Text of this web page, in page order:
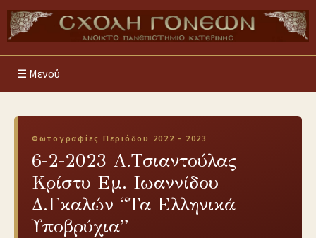
Μενού
Φωτογραφίες Περιόδου 2022 - 2023
6-2-2023 Λ.Τσιαντούλας –
Κρίστυ Εμ. Ιωαννίδου –
Δ.Γκαλών “Τα Ελληνικά
Υποβρύχια”